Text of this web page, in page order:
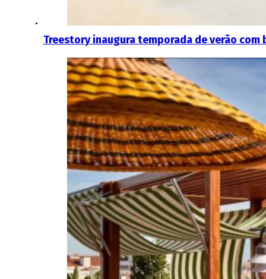
Treestory inaugura temporada de verão